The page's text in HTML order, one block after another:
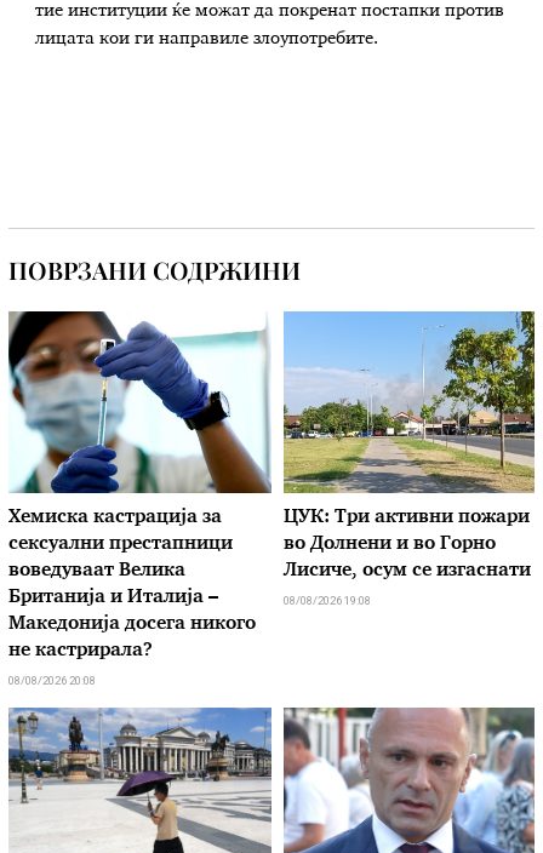
тие институции ќе можат да покренат постапки против
лицата кои ги направиле злоупотребите.
ПОВРЗАНИ СОДРЖИНИ
Хемиска кастрација за
сексуални престапници
воведуваат Велика
Британија и Италија –
Македонија досега никого
не кастрирала?
08/08/2026 20:08
ЦУК: Три активни пожари
во Долнени и во Горно
Лисиче, осум се изгаснати
08/08/2026 19:08